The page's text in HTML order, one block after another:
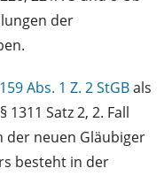
der
Abs. 1 Z. 2 StGBals
1311 Satz 2, 2. Fall
der neuen Gläubiger
besteht in der